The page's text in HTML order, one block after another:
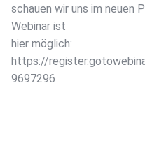
schauen wir uns im neuen
Webinar ist
hier möglich:
https://
9697296